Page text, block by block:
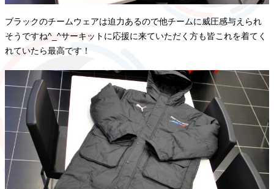
ブラックのチームウェアは迫力あるので他チームに威圧感与えられ
そうですね^_^サーキットに応援に来ていただく方も皆これを着てく
れていたら最高です！